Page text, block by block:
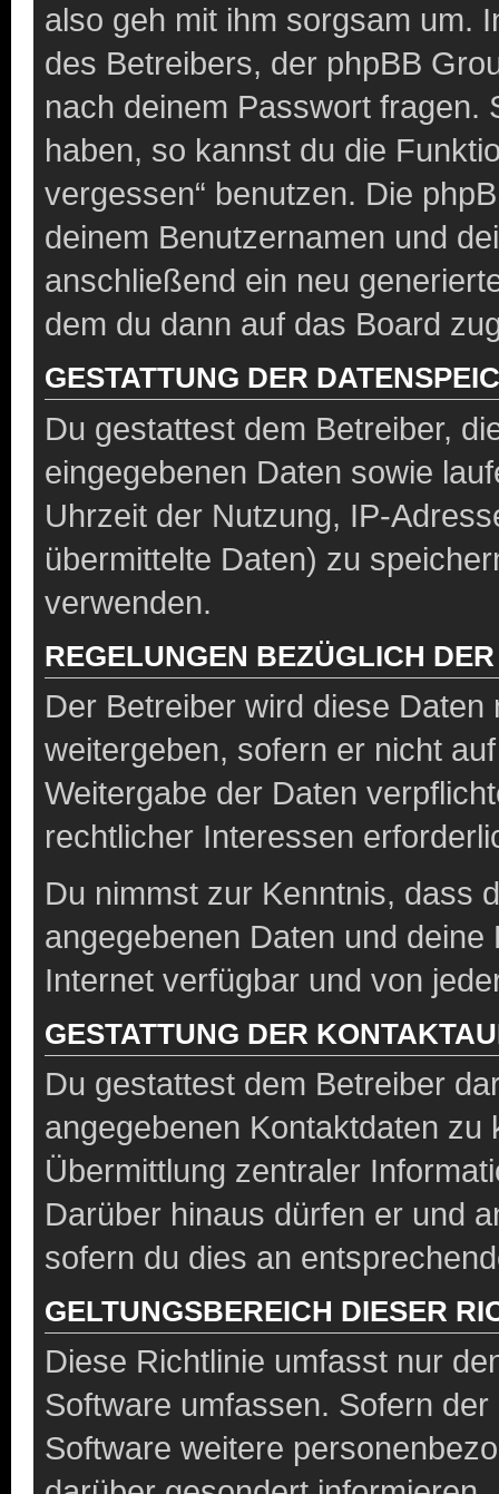
also geh mit ihm sorgsam um.
des Betreibers, der phpBB
nach deinem Passwort fragen.
haben, so kannst du die
vergessen“ benutzen. Die
deinem Benutzernamen und
anschließend ein neu
dem du dann auf das Board
GESTATTUNG DER
Du gestattest dem Betreiber,
eingegebenen Daten sowie
Uhrzeit der Nutzung, IP-
übermittelte Daten) zu
verwenden.
REGELUNGEN BEZÜGLICH
Der Betreiber wird diese
weitergeben, sofern er nicht
Weitergabe der Daten
rechtlicher Interessen
Du nimmst zur Kenntnis, dass
angegebenen Daten und
Internet verfügbar und von
GESTATTUNG DER
Du gestattest dem Betreiber
angegebenen Kontaktdaten
Übermittlung zentraler
Darüber hinaus dürfen er und
sofern du dies an
GELTUNGSBEREICH DIESER
Diese Richtlinie umfasst nur
Software umfassen. Sofern
Software weitere